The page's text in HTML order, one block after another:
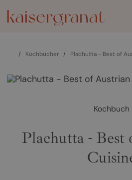
/ Kochbücher / Plachutta - Best of
Kochbuch
Plachutta - Best